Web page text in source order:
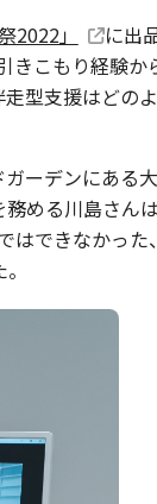
2022」
に出
こもり経験
型支援はど
ーデンにある
める川島さん
できなかっ